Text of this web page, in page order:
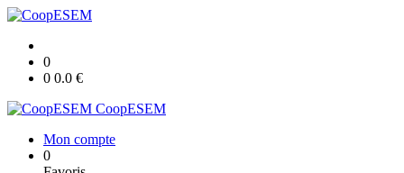
0
0 0.0 €
CoopESEM
Mon compte
0